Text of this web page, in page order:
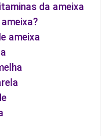
da ameixa
ameixa